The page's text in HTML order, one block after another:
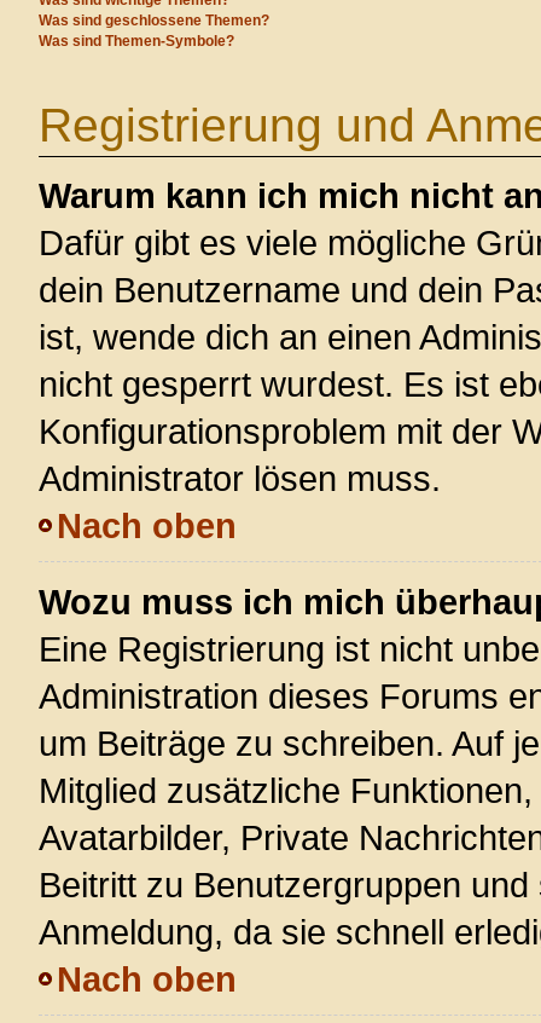
Was sind geschlossene Themen?
Was sind Themen-Symbole?
Registrierung und
Warum kann ich mich nicht
Dafür gibt es viele mögliche
dein Benutzername und dein
ist, wende dich an einen
nicht gesperrt wurdest. Es ist
Konfigurationsproblem mit der
Administrator lösen muss.
Nach oben
Wozu muss ich mich
Eine Registrierung ist nicht
Administration dieses Forums
um Beiträge zu schreiben. Auf
Mitglied zusätzliche
Avatarbilder, Private
Beitritt zu Benutzergruppen
Anmeldung, da sie schnell
Nach oben